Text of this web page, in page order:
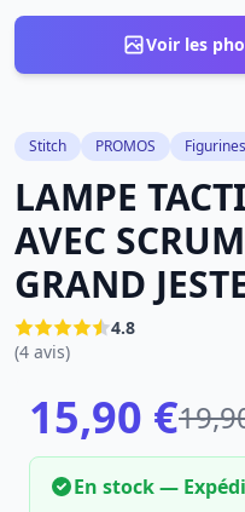
Voir les
Stitch PROMOS Figurines
LAMPE
AVEC
GRAND
4.8
(4 avis)
15,90 €
En stock —